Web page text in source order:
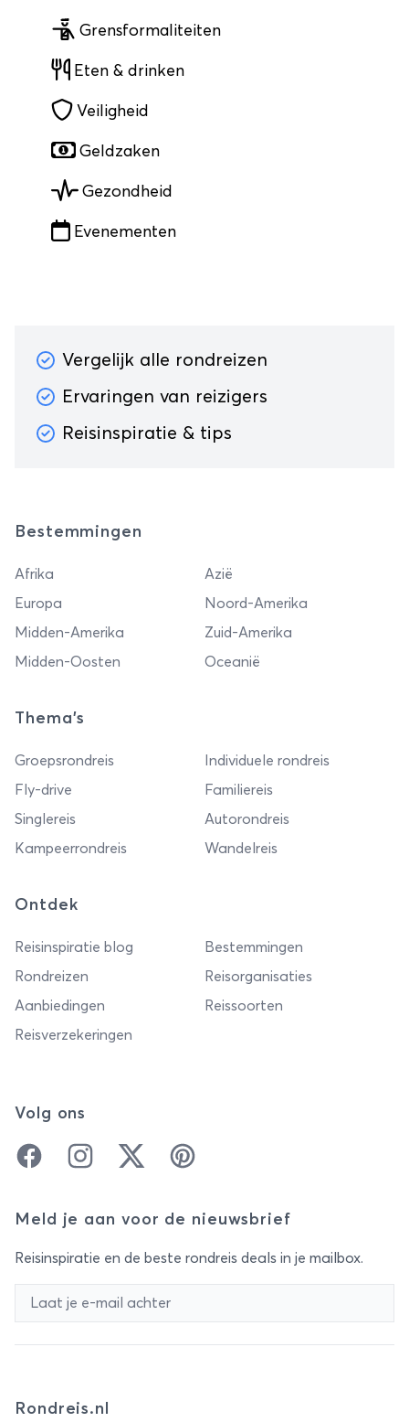
Grensformaliteiten
Eten & drinken
Veiligheid
Geldzaken
Gezondheid
Evenementen
Vergelijk alle rondreizen
Ervaringen van reizigers
Reisinspiratie & tips
Bestemmingen
Afrika
Azië
Europa
Noord-Amerika
Midden-Amerika
Zuid-Amerika
Midden-Oosten
Oceanië
Thema's
Groepsrondreis
Individuele rondreis
Fly-drive
Familiereis
Singlereis
Autorondreis
Kampeerrondreis
Wandelreis
Ontdek
Reisinspiratie blog
Bestemmingen
Rondreizen
Reisorganisaties
Aanbiedingen
Reissoorten
Reisverzekeringen
Volg ons
FacebookInstagramTwitter Pinterest
Meld je aan voor de nieuwsbrief
Reisinspiratie en de beste rondreis deals in je mailbox.
Rondreis.nl